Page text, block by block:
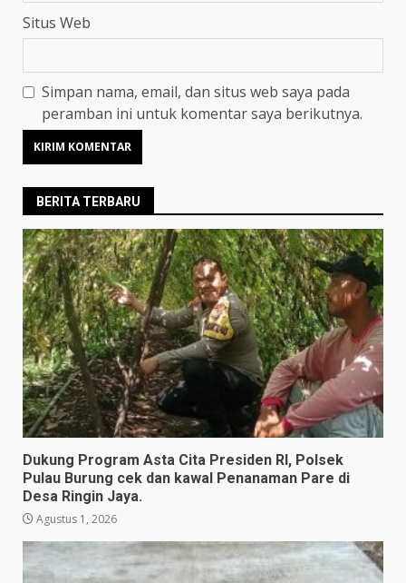
Situs Web
Simpan nama, email, dan situs web saya pada
peramban ini untuk komentar saya berikutnya.
BERITA TERBARU
Dukung Program Asta Cita Presiden RI, Polsek
Pulau Burung cek dan kawal Penanaman Pare di
Desa Ringin Jaya.
Agustus 1, 2026